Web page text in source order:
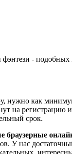
-
как
на регистрацию
срок.
браузерные
У нас